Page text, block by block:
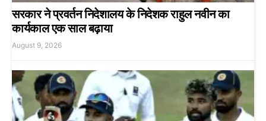
सरकार ने प्रवर्तन निदेशालय के निदेशक राहुल नवीन का
कार्यकाल एक साल बढ़ाया
August 9, 2026